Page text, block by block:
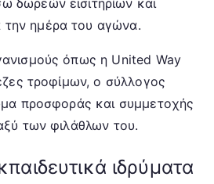
δωρεών εισιτηρίων και
ημέρα του αγώνα.
όπως η United Way
τροφίμων, ο σύλλογος
προσφοράς και συμμετοχής
των φιλάθλων του.
ιδρύματα